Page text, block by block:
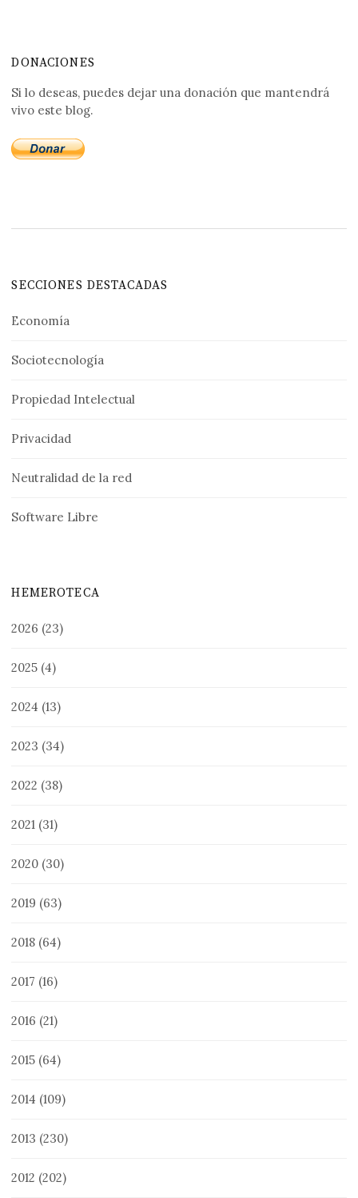
DONACIONES
Si lo deseas, puedes dejar una donación que mantendrá
vivo este blog.
SECCIONES DESTACADAS
Economía
Sociotecnología
Propiedad Intelectual
Privacidad
Neutralidad de la red
Software Libre
HEMEROTECA
2026 (23)
2025 (4)
2024 (13)
2023 (34)
2022 (38)
2021 (31)
2020 (30)
2019 (63)
2018 (64)
2017 (16)
2016 (21)
2015 (64)
2014 (109)
2013 (230)
2012 (202)